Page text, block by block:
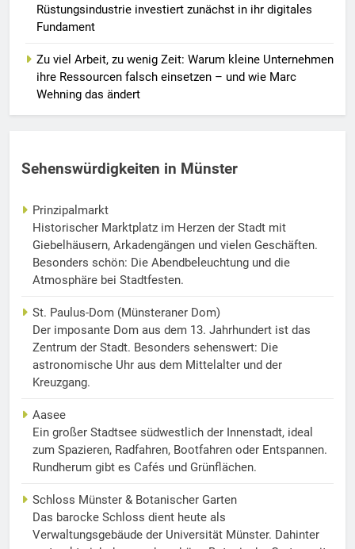
Rüstungsindustrie investiert zunächst in ihr digitales
Fundament
Zu viel Arbeit, zu wenig Zeit: Warum kleine Unternehmen
ihre Ressourcen falsch einsetzen – und wie Marc
Wehning das ändert
Sehenswürdigkeiten in Münster
Prinzipalmarkt
Historischer Marktplatz im Herzen der Stadt mit
Giebelhäusern, Arkadengängen und vielen Geschäften.
Besonders schön: Die Abendbeleuchtung und die
Atmosphäre bei Stadtfesten.
St. Paulus-Dom (Münsteraner Dom)
Der imposante Dom aus dem 13. Jahrhundert ist das
Zentrum der Stadt. Besonders sehenswert: Die
astronomische Uhr aus dem Mittelalter und der
Kreuzgang.
Aasee
Ein großer Stadtsee südwestlich der Innenstadt, ideal
zum Spazieren, Radfahren, Bootfahren oder Entspannen.
Rundherum gibt es Cafés und Grünflächen.
Schloss Münster & Botanischer Garten
Das barocke Schloss dient heute als
Verwaltungsgebäude der Universität Münster. Dahinter